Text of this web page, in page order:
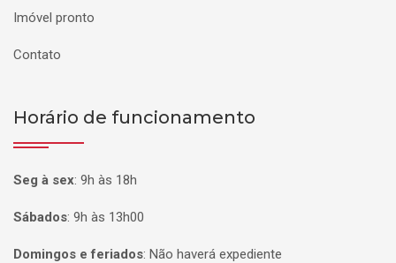
Imóvel pronto
Contato
Horário de funcionamento
Seg à sex: 9h às 18h
Sábados: 9h às 13h00
Domingos e feriados: Não haverá expediente